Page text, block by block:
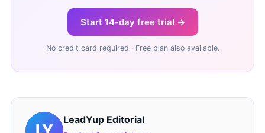
Start 14-day free trial →
No credit card required · Free plan also available.
LeadYup Editorial